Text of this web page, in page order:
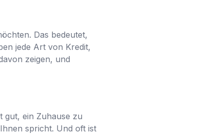
Das bedeutet,
jede Art von Kredit,
zeigen, und
gut, ein Zuhause zu
spricht. Und oft ist